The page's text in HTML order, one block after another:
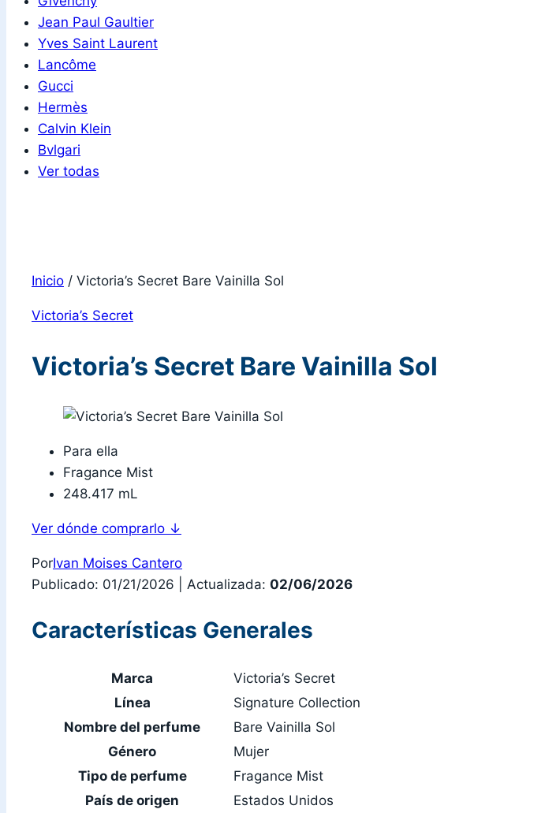
Jean Paul Gaultier
Yves Saint Laurent
Lancôme
Gucci
Hermès
Calvin Klein
Bvlgari
Ver todas
Inicio / Victoria’s Secret Bare Vainilla Sol
Victoria’s Secret
Victoria’s Secret Bare Vainilla Sol
Para ella
Fragance Mist
248.417 mL
Ver dónde comprarlo ↓
PorIvan Moises Cantero
Publicado: 01/21/2026
Actualizada: 02/06/2026
Características Generales
Marca
Victoria’s Secret
Línea
Signature Collection
Nombre del perfume
Bare Vainilla Sol
Género
Mujer
Tipo de perfume
Fragance Mist
País de origen
Estados Unidos